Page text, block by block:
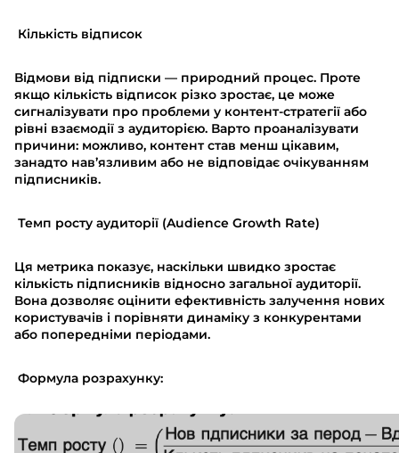
Кількість відписок
Відмови від підписки — природний процес. Проте
якщо кількість відписок різко зростає, це може
сигналізувати про проблеми у контент-стратегії або
рівні взаємодії з аудиторією. Варто проаналізувати
причини: можливо, контент став менш цікавим,
занадто нав’язливим або не відповідає очікуванням
підписників.
Темп росту аудиторії (Audience Growth Rate)
Ця метрика показує, наскільки швидко зростає
кількість підписників відносно загальної аудиторії.
Вона дозволяє оцінити ефективність залучення нових
користувачів і порівняти динаміку з конкурентами
або попередніми періодами.
Формула розрахунку: